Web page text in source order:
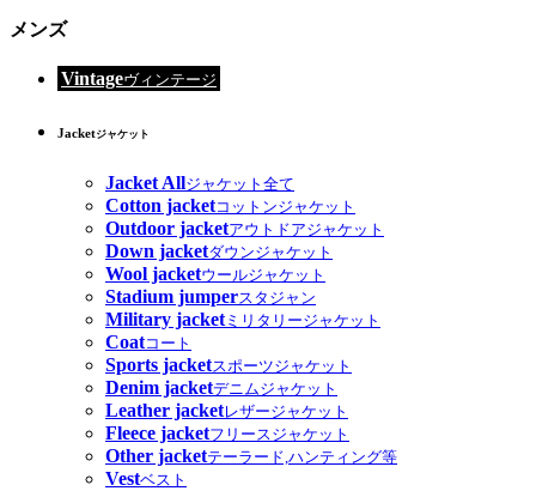
メンズ
Vintageヴィンテージ
Jacketジャケット
Jacket Allジャケット全て
Cotton jacketコットンジャケット
Outdoor jacketアウトドアジャケット
Down jacketダウンジャケット
Wool jacketウールジャケット
Stadium jumperスタジャン
Military jacketミリタリージャケット
Coatコート
Sports jacketスポーツジャケット
Denim jacketデニムジャケット
Leather jacketレザージャケット
Fleece jacketフリースジャケット
Other jacketテーラード,ハンティング等
Vestベスト